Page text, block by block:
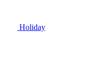
Holiday